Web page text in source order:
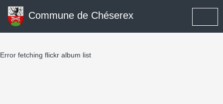
Commune de Chéserex
Error fetching flickr album list